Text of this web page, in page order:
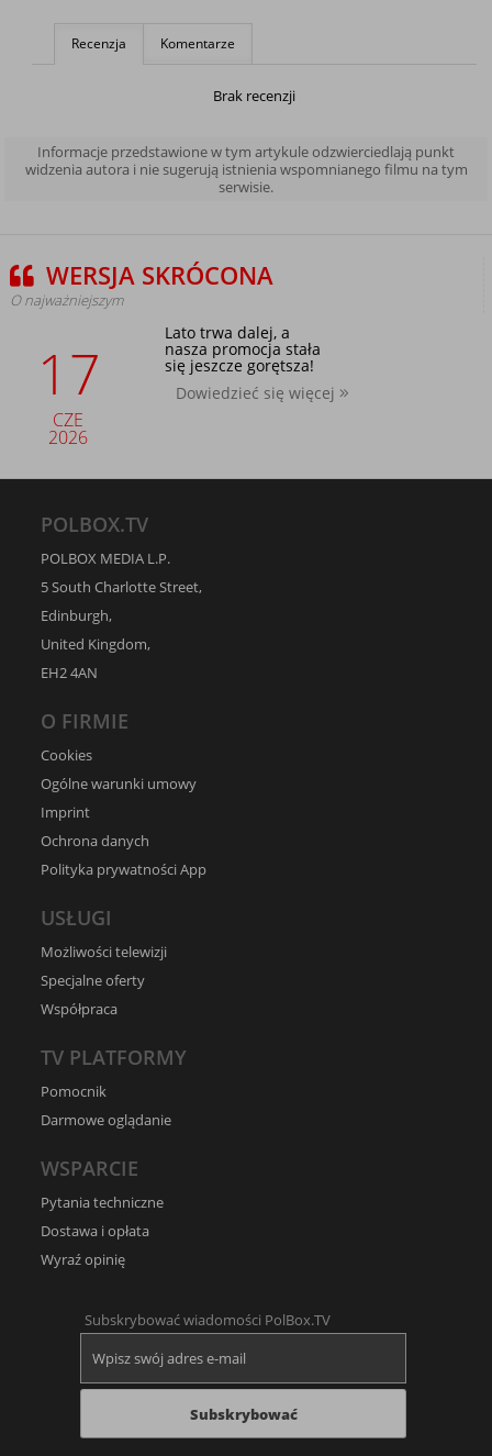
Recenzja Komentarze
Brak recenzji
Informacje przedstawione w tym artykule odzwierciedlają punkt
widzenia autora i nie sugerują istnienia wspomnianego filmu na tym
serwisie.
WERSJA SKRÓCONA
O najważniejszym
17
CZE
2026
Lato trwa dalej, a
nasza promocja stała
się jeszcze gorętsza!
Dowiedzieć się więcej
POLBOX.TV
POLBOX MEDIA L.P.
5 South Charlotte Street,
Edinburgh,
United Kingdom,
EH2 4AN
O FIRMIE
Cookies
Ogólne warunki umowy
Imprint
Ochrona danych
Polityka prywatności App
USŁUGI
Możliwości telewizji
Specjalne oferty
Współpraca
TV PLATFORMY
Pomocnik
Darmowe oglądanie
WSPARCIE
Pytania techniczne
Dostawa i opłata
Wyraź opinię
Subskrybować wiadomości PolBox.TV
Subskrybować